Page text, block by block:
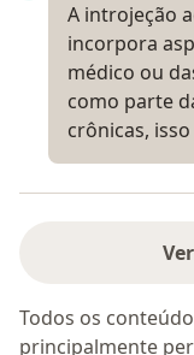
A introjeção
incorpora
médico ou
como parte
crônicas,
Todos os
principalmente